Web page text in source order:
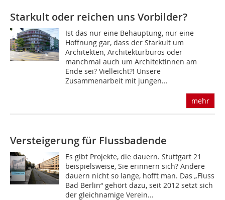
Starkult oder reichen uns Vorbilder?
Ist das nur eine Behauptung, nur eine
Hoffnung gar, dass der Starkult um
Architekten, Architekturbüros oder
manchmal auch um Architektinnen am
Ende sei? Vielleicht?! Unsere
Zusammenarbeit mit jungen...
mehr
Versteigerung für Flussbadende
Es gibt Projekte, die dauern. Stuttgart 21
beispielsweise, Sie erinnern sich? Andere
dauern nicht so lange, hofft man. Das „Fluss
Bad Berlin“ gehört dazu, seit 2012 setzt sich
der gleichnamige Verein...